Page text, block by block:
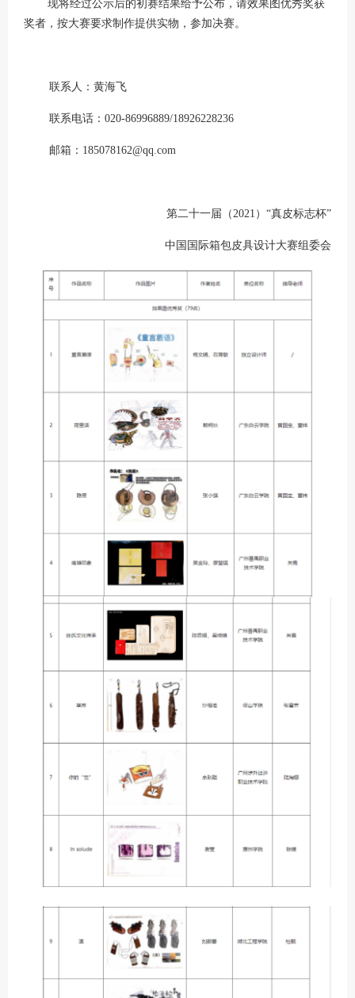
现将经过公示后的初赛结果给予公布，请效果图优秀奖获
奖者，按大赛要求制作提供实物，参加决赛。
联系人：黄海飞
联系电话： 020-86996889/18926228236
邮箱： 185078162@qq.com
第二十一届（2021 ）“真皮标志杯”
中国国际箱包皮具设计大赛组委会